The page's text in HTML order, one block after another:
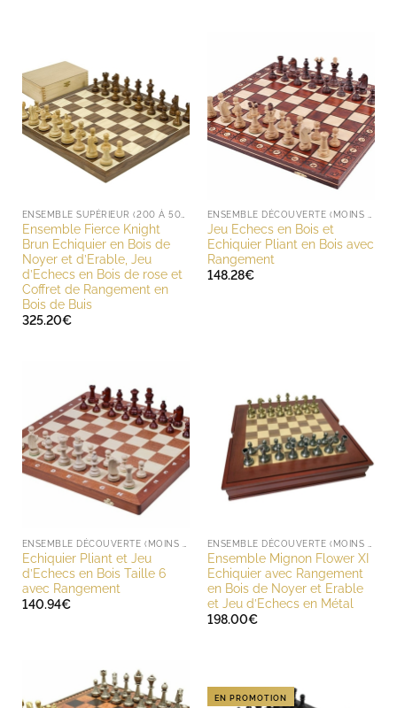
Ensemble Fierce Knight
Brun Echiquier en Bois de
Noyer et d’Erable, Jeu
d’Echecs en Bois de rose et
Coffret de Rangement en
Bois de Buis
325.20€
Jeu Echecs en Bois et
Echiquier Pliant en Bois avec
Rangement
148.28€
Echiquier Pliant et Jeu
d’Echecs en Bois Taille 6
avec Rangement
140.94€
Ensemble Mignon Flower XI
Echiquier avec Rangement
en Bois de Noyer et Erable
et Jeu d’Echecs en Métal
198.00€
EN PROMOTION